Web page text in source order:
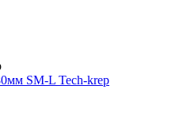
SM-L Tech-krep